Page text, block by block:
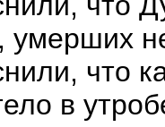
умерших
что
в